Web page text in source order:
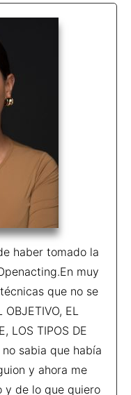
haber tomado la
muy
que no se
EL
LOS TIPOS DE
sabia que había
y ahora me
y de lo que quiero